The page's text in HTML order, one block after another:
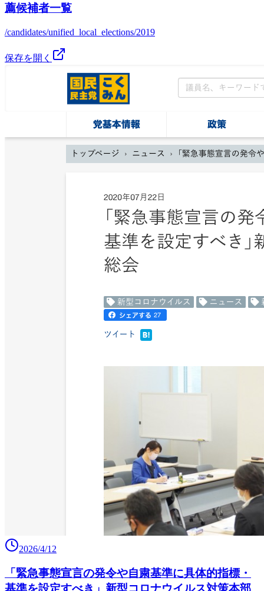
薦候補者一覧
/candidates/unified_local_elections/2019
保存を開く
2026/4/12
「緊急事態宣言の発令や自粛基準に具体的指標・
基準を設定すべき」新型コロナウイルス対策本部